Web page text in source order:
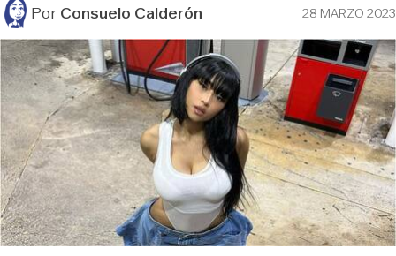
PorConsuelo Calderón 28 MARZO 2023